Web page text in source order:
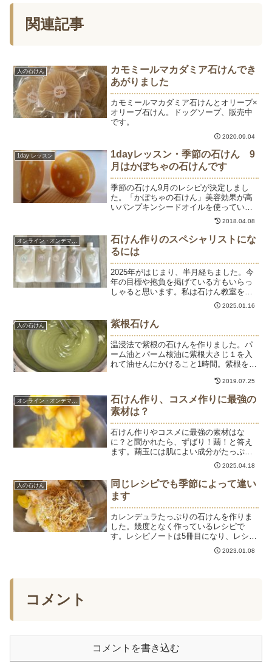
関連記事
人の石けん
カモミールマカダミア石けんでき
あがりました
カモミールマカダミア石けんとオリーブ×
オリーブ石けん。ドッグソープ、販売中
です。
2020.09.04
1day レッスン
1dayレッスン・季節の石けん 9
月はかぼちゃの石けんです
季節の石けん9月のレシピが決定しまし
た。「かぼちゃの石けん」美容効果が高
いパンプキンシードオイルを使っていま
す。かぼちゃの種から抽出したオイル
は、深緑色でナッツのような香りがしま
す。入れすぎると、色と香りが強すぎ
る。どのくらいの配合がいいの...
2018.04.08
石けん作りのスペシャリストにな
るには
2025年がはじまり、半月経ちました。今
年の目標や抱負を掲げている方もいらっ
しゃると思います。私は石けん教室をは
じめたい！と思い、（一社）ハンドメイ
ド石けん協会の資格取得を目指したのは
数年前です。それまで石けんって何から
できているのかすら知...
2025.01.16
人の石けん 紫根石けん
温浸法で紫根の石けんを作りました。パ
ーム油とパーム核油に紫根大さじ１を入
れて油せんにかけること1時間。紫根を濾
根オイルができました。この色がそのま
ま石けんになってくれたらいいのにとい
つも思うのですが、苛性...
2019.07.25
石けん作り、コスメ作りに最強の
素材は？
石けん作りやコスメに最強の素材はな
に？と聞かれたら、ずばり！繭！と答え
ます。繭玉には肌によい成分がたっぷり
で、本当に捨てるところがありません。
まず、繭玉を煮出してセリシン液を抽出
します。このセリシン液は、肌や髪、さ
らにわんちゃんの皮膚被毛に...
2025.04.18
人の石けん
同じレシピでも季節によって違い
ます
カレンデュラたっぷりの石けんを作りま
した。幾度となく作っているレシピで
す。レシピノートは5冊目になり、レシピ
は610になりました。同じレシピで何度も
作っているので610種類というわけではあ
2023.01.08
コメント
コメントを書き込む